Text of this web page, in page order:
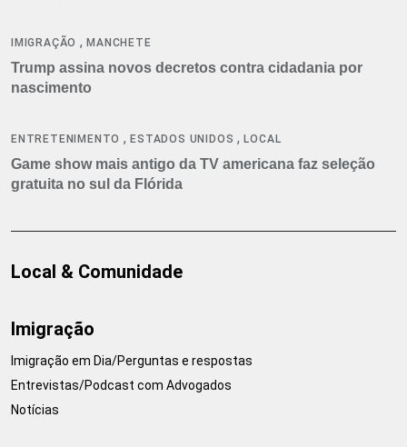
IMIGRAÇÃO ,MANCHETE
Trump assina novos decretos contra cidadania por
nascimento
ENTRETENIMENTO ,ESTADOS UNIDOS ,LOCAL
Game show mais antigo da TV americana faz seleção
gratuita no sul da Flórida
Local & Comunidade
Imigração
Imigração em Dia/Perguntas e respostas
Entrevistas/Podcast com Advogados
Notícias